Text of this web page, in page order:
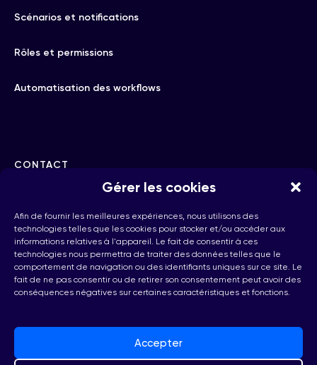
Gérer les cookies
Afin de fournir les meilleures expériences, nous utilisons des
technologies telles que les cookies pour stocker et/ou accéder aux
informations relatives à l'appareil. Le fait de consentir à ces
technologies nous permettra de traiter des données telles que le
comportement de navigation ou des identifiants uniques sur ce site. Le
fait de ne pas consentir ou de retirer son consentement peut avoir des
conséquences négatives sur certaines caractéristiques et fonctions.
Accepter
Scénarios et notifications
Rôles et permissions
Automatisation des workflows
CONTACT
+32(0)25860071
Bruxelles, Belgique